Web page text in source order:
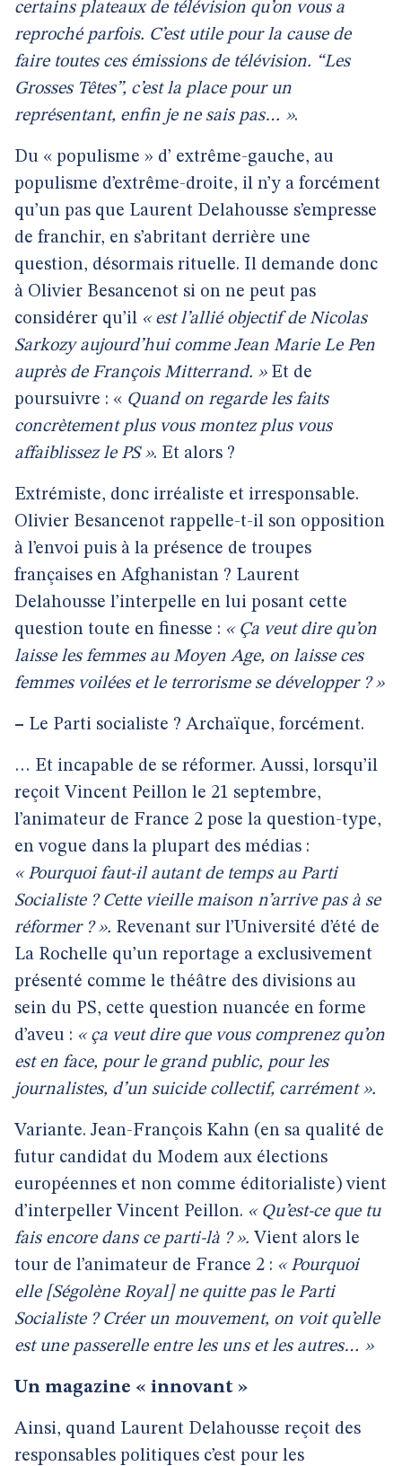
certains plateaux de télévision qu’on vous a
reproché parfois. C’est utile pour la cause de
faire toutes ces émissions de télévision. “Les
Grosses Têtes”, c’est la place pour un
représentant, enfin je ne sais pas… ».
Du « populisme » d’ extrême-gauche, au
populisme d’extrême-droite, il n’y a forcément
qu’un pas que Laurent Delahousse s’empresse
de franchir, en s’abritant derrière une
question, désormais rituelle. Il demande donc
à Olivier Besancenot si on ne peut pas
considérer qu’il « est l’allié objectif de Nicolas
Sarkozy aujourd’hui comme Jean Marie Le Pen
auprès de François Mitterrand. »Et de
poursuivre : « Quand on regarde les faits
concrètement plus vous montez plus vous
affaiblissez le PS ». Et alors ?
Extrémiste, donc irréaliste et irresponsable.
Olivier Besancenot rappelle-t-il son opposition
à l’envoi puis à la présence de troupes
françaises en Afghanistan ? Laurent
Delahousse l’interpelle en lui posant cette
question toute en finesse : « Ça veut dire qu’on
laisse les femmes au Moyen Age, on laisse ces
femmes voilées et le terrorisme se développer ? »
– Le Parti socialiste ? Archaïque, forcément.
… Et incapable de se réformer. Aussi, lorsqu’il
reçoit Vincent Peillon le 21 septembre,
l’animateur de France 2 pose la question-type,
en vogue dans la plupart des médias :
« Pourquoi faut-il autant de temps au Parti
Socialiste ? Cette vieille maison n’arrive pas à se
réformer ? ». Revenant sur l’Université d’été de
La Rochelle qu’un reportage a exclusivement
présenté comme le théâtre des divisions au
sein du PS, cette question nuancée en forme
d’aveu : « ça veut dire que vous comprenez qu’on
est en face, pour le grand public, pour les
journalistes, d’un suicide collectif, carrément ».
Variante. Jean-François Kahn (en sa qualité de
futur candidat du Modem aux élections
européennes et non comme éditorialiste) vient
d’interpeller Vincent Peillon. « Qu’est-ce que tu
fais encore dans ce parti-là ? ». Vient alors le
tour de l’animateur de France 2 : « Pourquoi
elle [Ségolène Royal] ne quitte pas le Parti
Socialiste ? Créer un mouvement, on voit qu’elle
est une passerelle entre les uns et les autres… »
Un magazine « innovant »
Ainsi, quand Laurent Delahousse reçoit des
responsables politiques c’est pour les